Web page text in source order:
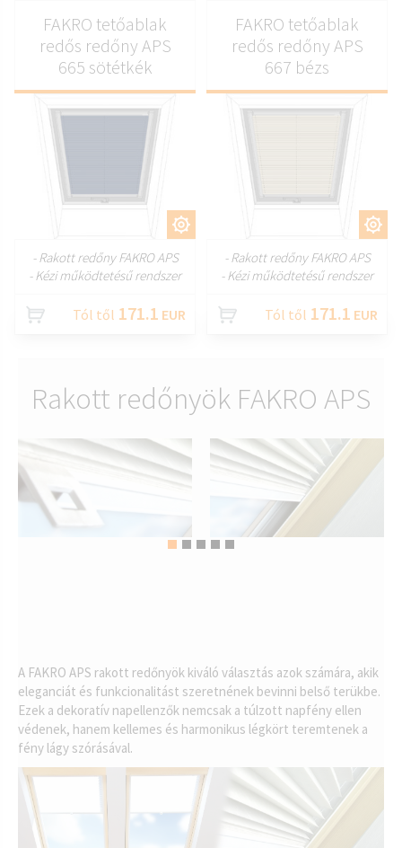
FAKRO tetőablak
redős redőny APS
665 sötétkék
- Rakott redőny FAKRO APS
- Kézi működtetésű rendszer
Tól től 171.1 EUR
FAKRO tetőablak
redős redőny APS
667 bézs
- Rakott redőny FAKRO APS
- Kézi működtetésű rendszer
Tól től 171.1 EUR
Rakott redőnyök FAKRO APS
A FAKRO APS rakott redőnyök kiváló választás azok számára, akik
eleganciát és funkcionalitást szeretnének bevinni belső terükbe.
Ezek a dekoratív napellenzők nemcsak a túlzott napfény ellen
védenek, hanem kellemes és harmonikus légkört teremtenek a
fény lágy szórásával.